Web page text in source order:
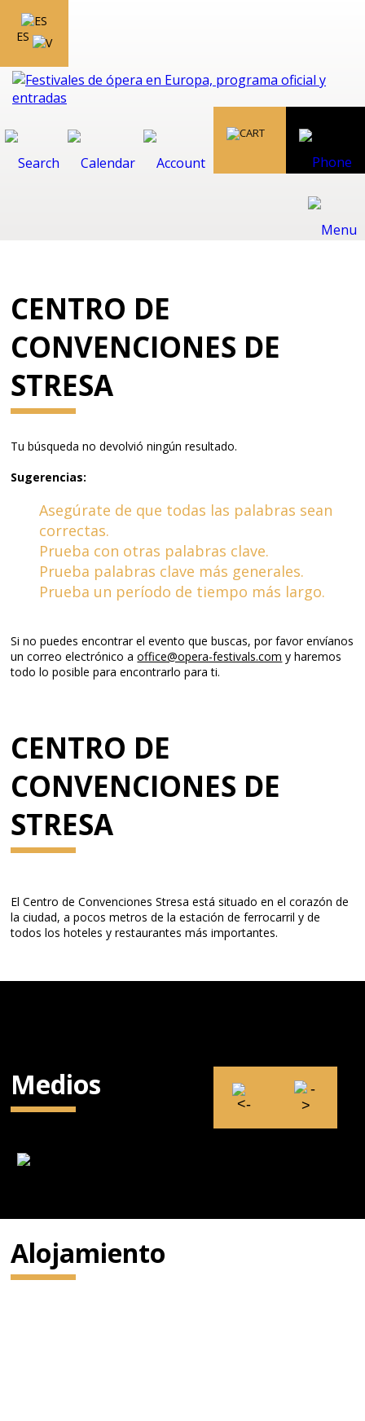
ES
CENTRO DE
CONVENCIONES DE
STRESA
Tu búsqueda no devolvió ningún resultado.
Sugerencias:
Asegúrate de que todas las palabras sean
correctas.
Prueba con otras palabras clave.
Prueba palabras clave más generales.
Prueba un período de tiempo más largo.
Si no puedes encontrar el evento que buscas, por favor envíanos
un correo electrónico aoffice@opera-festivals.com y haremos
todo lo posible para encontrarlo para ti.
CENTRO DE
CONVENCIONES DE
STRESA
El Centro de Convenciones Stresa está situado en el corazón de
la ciudad, a pocos metros de la estación de ferrocarril y de
todos los hoteles y restaurantes más importantes.
Medios
Alojamiento